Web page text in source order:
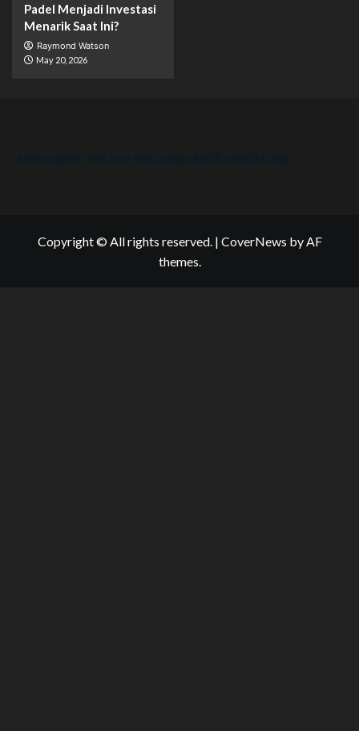
Padel Menjadi Investasi
Menarik Saat Ini?
Raymond Watson
May 20, 2026
slot maxwin slot ovo slot pulsa slot88 prediksi sgp
Copyright © All rights reserved. | CoverNews by AF
themes.